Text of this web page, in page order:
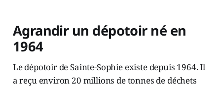
Agrandir un dépotoir né en
1964
Le dépotoir de Sainte-Sophie existe depuis 1964. Il
a reçu environ 20 millions de tonnes de déchets